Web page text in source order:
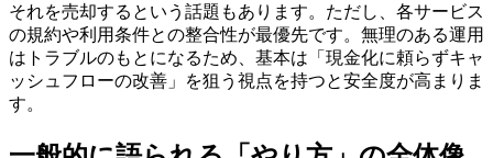
それを売却するという話題もあります。ただし、各サービス
の規約や利用条件との整合性が最優先です。無理のある運用
はトラブルのもとになるため、基本は「現金化に頼らずキャ
ッシュフローの改善」を狙う視点を持つと安全度が高まりま
す。